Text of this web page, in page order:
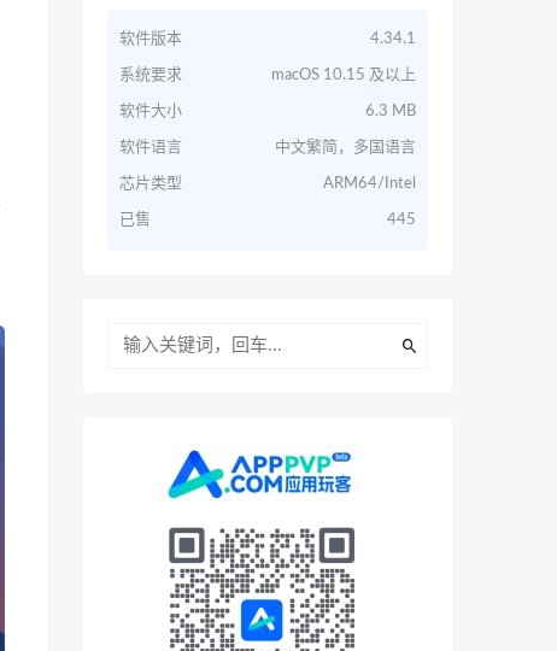
软件版本 4.34.1
系统要求 macOS 10.15 及以上
软件大小 6.3 MB
软件语言 中文繁简，多国语言
芯片类型 ARM64/Intel
已售 445